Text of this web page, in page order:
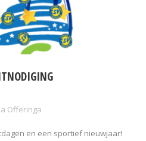
Offeringa
en een sportief nieuwjaar!